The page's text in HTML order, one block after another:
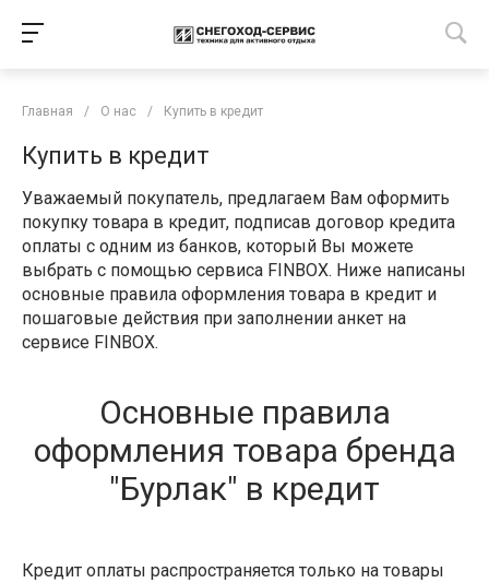
Главная / О нас / Купить в кредит
Купить в кредит
Уважаемый покупатель, предлагаем Вам оформить
покупку товара в кредит, подписав договор кредита
оплаты с одним из банков, который Вы можете
выбрать с помощью сервиса FINBOX. Ниже написаны
основные правила оформления товара в кредит и
пошаговые действия при заполнении анкет на
сервисе FINBOX.
Основные правила
оформления товара бренда
"Бурлак" в кредит
Кредит оплаты распространяется только на товары